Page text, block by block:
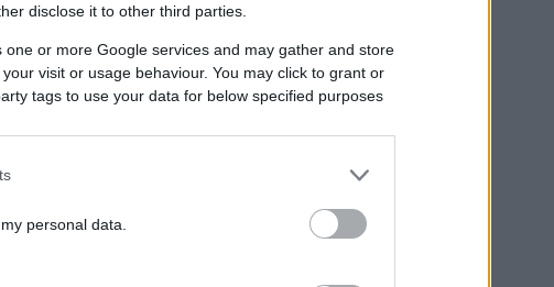
disclose it to other third parties.
or more Google services and may gather and store
visit or usage behaviour. You may click to grant or
tags to use your data for below specified purposes
personal data.